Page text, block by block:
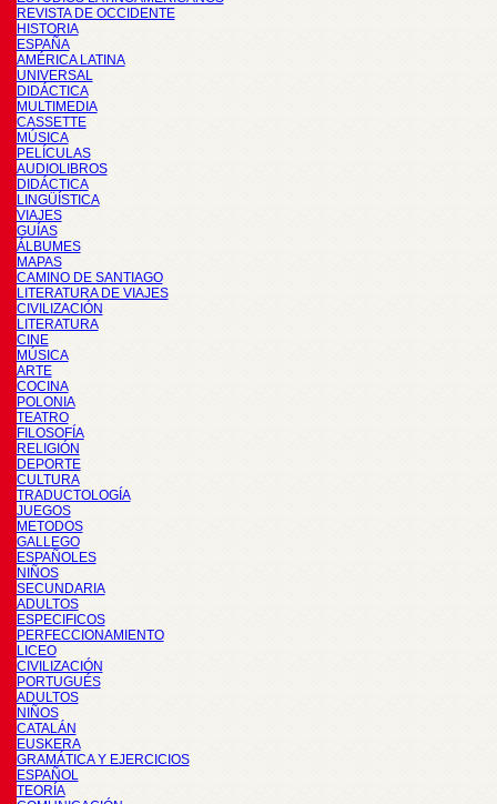
REVISTA DE OCCIDENTE
HISTORIA
ESPAÑA
AMÉRICA LATINA
UNIVERSAL
DIDÁCTICA
MULTIMEDIA
CASSETTE
MÚSICA
PELÍCULAS
AUDIOLIBROS
DIDÁCTICA
LINGÜÍSTICA
VIAJES
GUÍAS
ÁLBUMES
MAPAS
CAMINO DE SANTIAGO
LITERATURA DE VIAJES
CIVILIZACIÓN
LITERATURA
CINE
MÚSICA
ARTE
COCINA
POLONIA
TEATRO
FILOSOFÍA
RELIGIÓN
DEPORTE
CULTURA
TRADUCTOLOGÍA
JUEGOS
METODOS
GALLEGO
ESPAÑOLES
NIÑOS
SECUNDARIA
ADULTOS
ESPECIFICOS
PERFECCIONAMIENTO
LICEO
CIVILIZACIÓN
PORTUGUÉS
ADULTOS
NIÑOS
CATALÁN
EUSKERA
GRAMÁTICA Y EJERCICIOS
ESPAÑOL
TEORÍA